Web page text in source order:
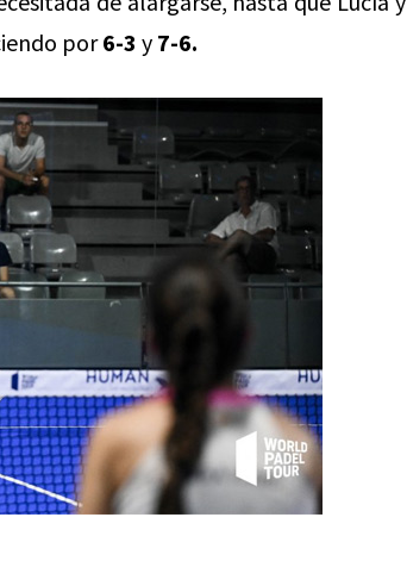
por6-3 y 7-6.